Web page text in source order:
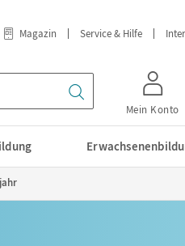
Magazin Service & Hilfe
Mein Konto